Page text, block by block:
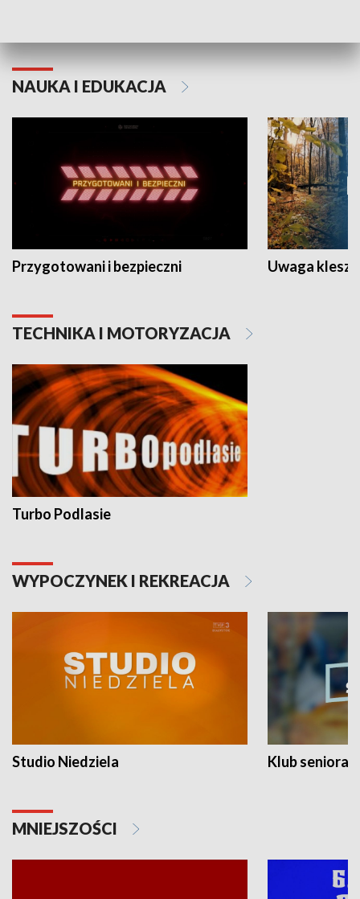
NAUKA I EDUKACJA
Przygotowani i bezpieczni Uwaga
TECHNIKA I MOTORYZACJA
Turbo Podlasie
WYPOCZYNEK I REKREACJA
Studio Niedziela Klub seniora
MNIEJSZOŚCI